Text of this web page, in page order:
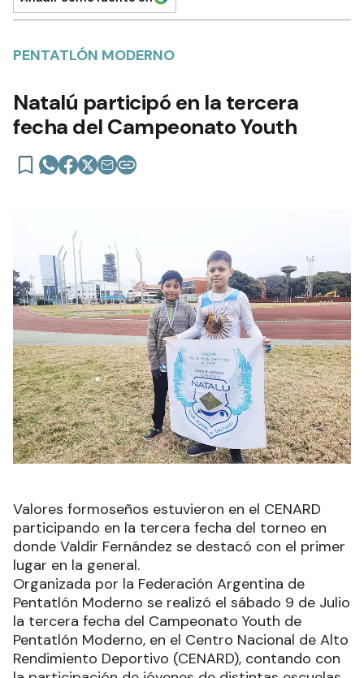
PENTATLÓN MODERNO
Natalú participó en la tercera
fecha del Campeonato Youth
Valores formoseños estuvieron en el CENARD
participando en la tercera fecha del torneo en
donde Valdir Fernández se destacó con el primer
lugar en la general.
Organizada por la Federación Argentina de
Pentatlón Moderno se realizó el sábado 9 de Julio
la tercera fecha del Campeonato Youth de
Pentatlón Moderno, en el Centro Nacional de Alto
Rendimiento Deportivo (CENARD), contando con